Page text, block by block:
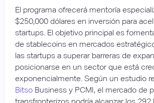
El programa ofrecerá mentoría
$250,000 dólares en inversión para
startups. El objetivo principal es
de stablecoins en mercados
las startups a superar barreras de
posicionarse en un sector que está
exponencialmente. Según un estudio
Bitso Business y PCMI, el mercado de
transfronterizos podría alcanzar los 292